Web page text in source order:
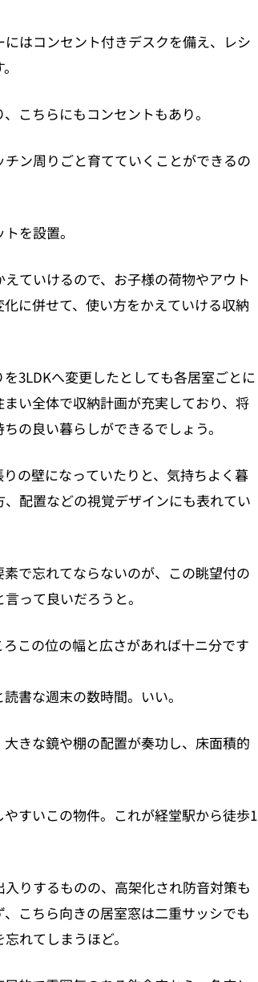
はコンセント付きデスクを備え、レシ
こちらにもコンセントもあり。
ン周りごと育てていくことができるの
を設置。
ていけるので、お子様の荷物やアウト
に併せて、使い方をかえていける収納
3LDKへ変更したとしても各居室ごとに
い全体で収納計画が充実しており、将
の良い暮らしができるでしょう。
の壁になっていたりと、気持ちよく暮
配置などの視覚デザインにも表れてい
で忘れてならないのが、この眺望付の
って良いだろうと。
この位の幅と広さがあれば十ニ分です
書な週末の数時間。いい。
きな鏡や棚の配置が奏功し、床面積的
すいこの物件。これが経堂駅から徒歩1
りするものの、高架化され防音対策も
こちら向きの居室窓は二重サッシでも
れてしまうほど。